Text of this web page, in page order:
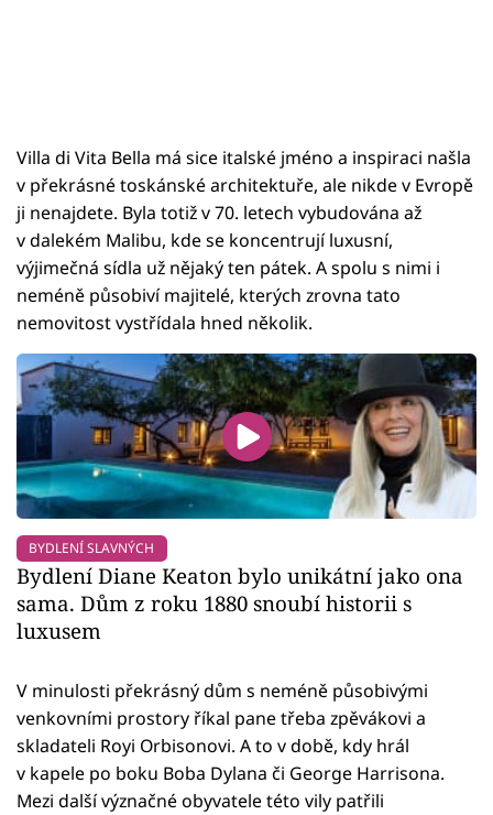
Villa di Vita Bella má sice italské jméno a inspiraci našla
v překrásné toskánské architektuře, ale nikde v Evropě
ji nenajdete. Byla totiž v 70. letech vybudována až
v dalekém Malibu, kde se koncentrují luxusní,
výjimečná sídla už nějaký ten pátek. A spolu s nimi i
neméně působiví majitelé, kterých zrovna tato
nemovitost vystřídala hned několik.
BYDLENÍ SLAVNÝCH
Bydlení Diane Keaton bylo unikátní jako ona
sama. Dům z roku 1880 snoubí historii s
luxusem
V minulosti překrásný dům s neméně působivými
venkovními prostory říkal pane třeba zpěvákovi a
skladateli Royi Orbisonovi. A to v době, kdy hrál
v kapele po boku Boba Dylana či George Harrisona.
Mezi další význačné obyvatele této vily patřili